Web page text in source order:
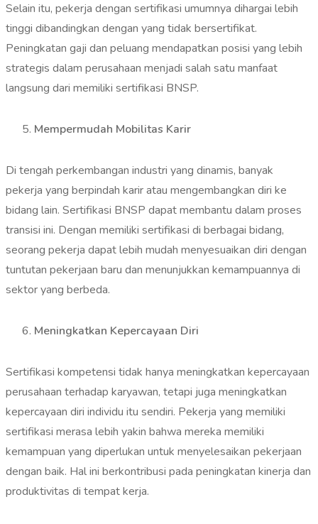
Selain itu, pekerja dengan sertifikasi umumnya dihargai lebih
tinggi dibandingkan dengan yang tidak bersertifikat.
Peningkatan gaji dan peluang mendapatkan posisi yang lebih
strategis dalam perusahaan menjadi salah satu manfaat
langsung dari memiliki sertifikasi BNSP.
Mempermudah Mobilitas Karir
Di tengah perkembangan industri yang dinamis, banyak
pekerja yang berpindah karir atau mengembangkan diri ke
bidang lain. Sertifikasi BNSP dapat membantu dalam proses
transisi ini. Dengan memiliki sertifikasi di berbagai bidang,
seorang pekerja dapat lebih mudah menyesuaikan diri dengan
tuntutan pekerjaan baru dan menunjukkan kemampuannya di
sektor yang berbeda.
Meningkatkan Kepercayaan Diri
Sertifikasi kompetensi tidak hanya meningkatkan kepercayaan
perusahaan terhadap karyawan, tetapi juga meningkatkan
kepercayaan diri individu itu sendiri. Pekerja yang memiliki
sertifikasi merasa lebih yakin bahwa mereka memiliki
kemampuan yang diperlukan untuk menyelesaikan pekerjaan
dengan baik. Hal ini berkontribusi pada peningkatan kinerja dan
produktivitas di tempat kerja.